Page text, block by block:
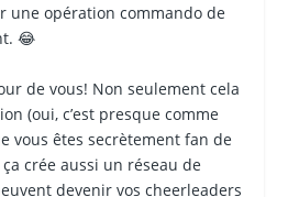
une opération commando de
😂
de vous! Non seulement cela
(oui, c’est presque comme
vous êtes secrètement fan de
crée aussi un réseau de
devenir vos cheerleaders